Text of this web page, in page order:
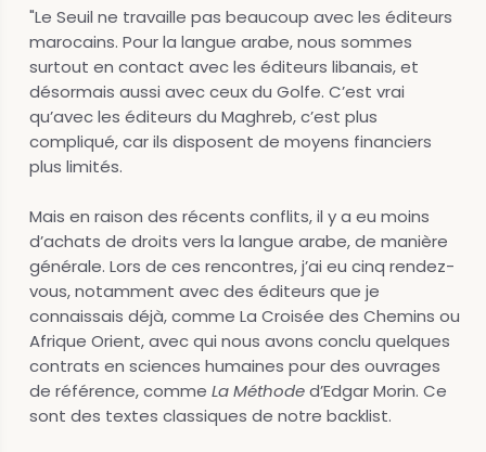
"Le Seuil ne travaille pas beaucoup avec les éditeurs
marocains. Pour la langue arabe, nous sommes
surtout en contact avec les éditeurs libanais, et
désormais aussi avec ceux du Golfe. C’est vrai
qu’avec les éditeurs du Maghreb, c’est plus
compliqué, car ils disposent de moyens financiers
plus limités.
Mais en raison des récents conflits, il y a eu moins
d’achats de droits vers la langue arabe, de manière
générale. Lors de ces rencontres, j’ai eu cinq rendez-
vous, notamment avec des éditeurs que je
connaissais déjà, comme La Croisée des Chemins ou
Afrique Orient, avec qui nous avons conclu quelques
contrats en sciences humaines pour des ouvrages
de référence, comme La Méthoded’Edgar Morin. Ce
sont des textes classiques de notre backlist.